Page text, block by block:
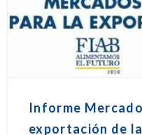
Informe
exportación de